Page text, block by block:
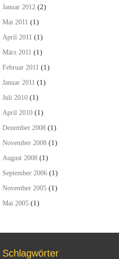
Januar 2012 (2)
Mai 2011 (1)
April 2011 (1)
März 2011 (1)
Februar 2011 (1)
Januar 2011 (1)
Juli 2010 (1)
April 2010 (1)
Dezember 2008 (1)
November 2008 (1)
August 2008 (1)
September 2006 (1)
November 2005 (1)
Mai 2005 (1)
Schlagwörter